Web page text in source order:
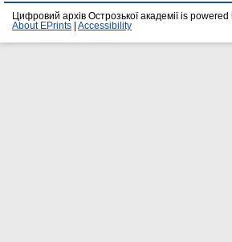
Цифровий архів Острозької академії is powered
About EPrints
Accessibility